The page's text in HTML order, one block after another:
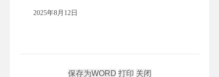
2025年8月12日